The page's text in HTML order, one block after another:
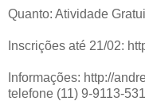
Quanto: Atividade
Inscrições até 21/02:
Informações: http://
telefone (11) 9-9113-